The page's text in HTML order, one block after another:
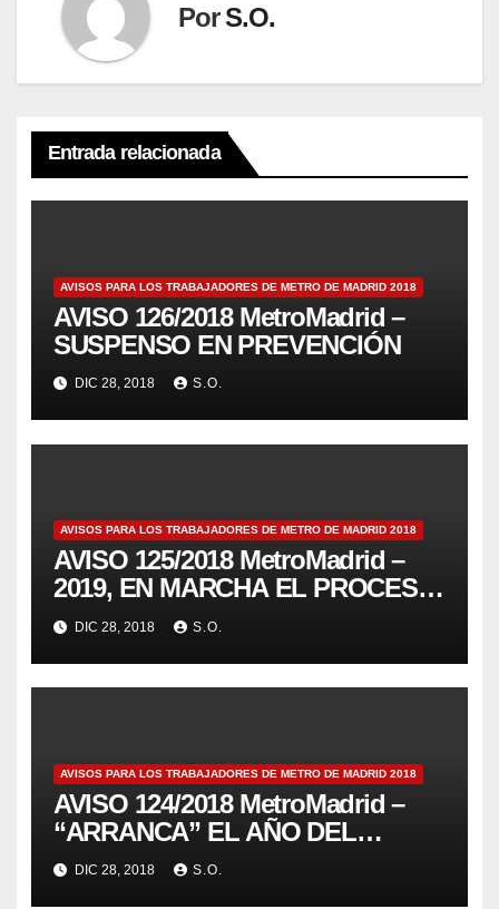
PorS.O.
Entrada relacionada
AVISOS PARA LOS TRABAJADORES DE METRO DE MADRID 2018
AVISO 126/2018 MetroMadrid –
SUSPENSO EN PREVENCIÓN
DIC 28, 2018 S.O.
AVISOS PARA LOS TRABAJADORES DE METRO DE MADRID 2018
AVISO 125/2018 MetroMadrid –
2019, EN MARCHA EL PROCESO
ASAMBLEARIO
DIC 28, 2018 S.O.
AVISOS PARA LOS TRABAJADORES DE METRO DE MADRID 2018
AVISO 124/2018 MetroMadrid –
“ARRANCA” EL AÑO DEL
CENTENARIO
DIC 28, 2018 S.O.